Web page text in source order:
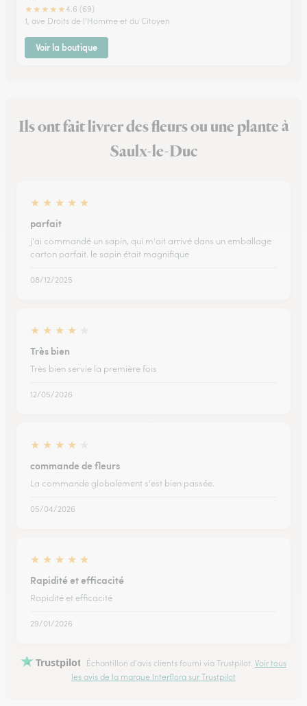
★★★★★4.6 (69)
1, ave Droits de l'Homme et du Citoyen
Voir la boutique
Ils ont fait livrer des fleurs ou une plante à
Saulx-le-Duc
★ ★ ★ ★ ★
parfait
j'ai commandé un sapin, qui m'ait arrivé dans un emballage
carton parfait. le sapin était magnifique
08/12/2025
★ ★ ★ ★
Très bien
Très bien servie la première fois
12/05/2026
★ ★ ★ ★
commande de fleurs
La commande globalement s'est bien passée.
05/04/2026
★ ★ ★ ★ ★
Rapidité et efficacité
Rapidité et efficacité
29/01/2026
Trustpilot Échantillon d'avis clients fourni via Trustpilot. Voir tous
les avis de la marque Interflora sur Trustpilot